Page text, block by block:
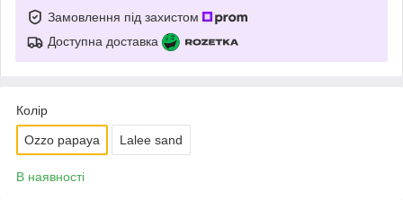
Замовлення під захистом
Доступна доставка
Колір
Ozzo papaya Lalee sand
В наявності